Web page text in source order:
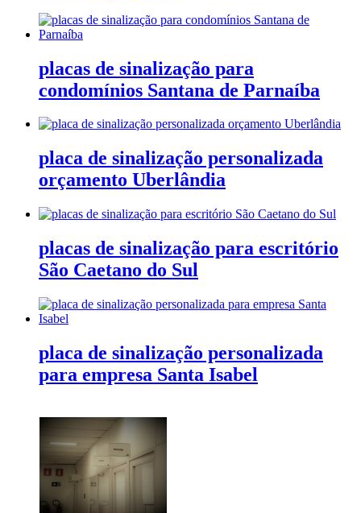
placas de sinalização para
condomínios Santana de Parnaíba
placa de sinalização personalizada
orçamento Uberlândia
placas de sinalização para escritório
São Caetano do Sul
placa de sinalização personalizada
para empresa Santa Isabel